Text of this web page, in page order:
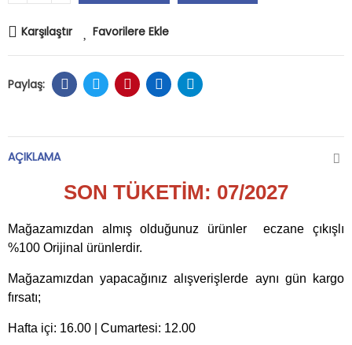
Karşılaştır Favorilere Ekle
AÇIKLAMA
SON TÜKETİM: 07/2027
Mağazamızdan almış olduğunuz ürünler eczane çıkışlı
%100 Orijinal ürünlerdir.
Mağazamızdan yapacağınız alışverişlerde aynı gün kargo
fırsatı;
Hafta içi: 16.00 | Cumartesi: 12.00